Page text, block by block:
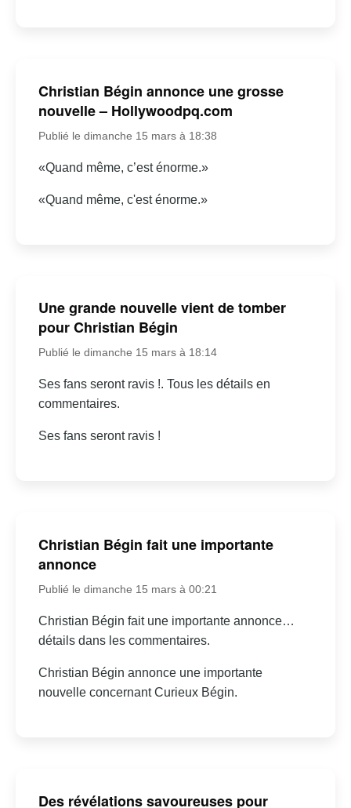
Christian Bégin annonce une grosse
nouvelle – Hollywoodpq.com
Publié le dimanche 15 mars à 18:38
«Quand même, c’est énorme.»
«Quand même, c'est énorme.»
Une grande nouvelle vient de tomber
pour Christian Bégin
Publié le dimanche 15 mars à 18:14
Ses fans seront ravis !. Tous les détails en
commentaires.
Ses fans seront ravis !
Christian Bégin fait une importante
annonce
Publié le dimanche 15 mars à 00:21
Christian Bégin fait une importante annonce…
détails dans les commentaires.
Christian Bégin annonce une importante
nouvelle concernant Curieux Bégin.
Des révélations savoureuses pour